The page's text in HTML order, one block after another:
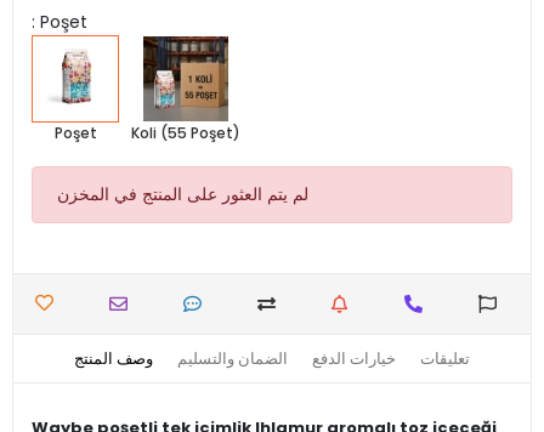
: Poşet
Poşet Koli (55 Poşet)
لم يتم العثور على المنتج في المخزن
وصف المنتج الضمان والتسليم خيارات الدفع تعليقات